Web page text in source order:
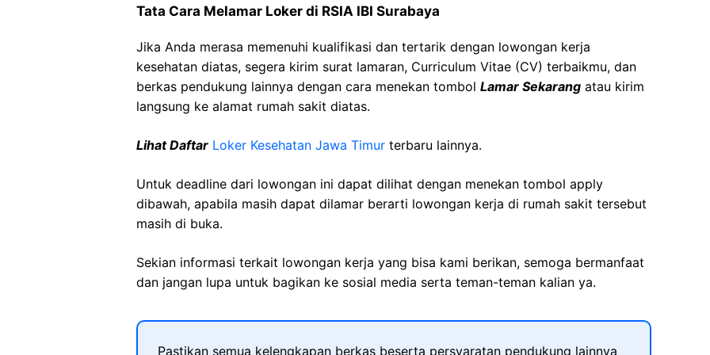
Tata Cara Melamar Loker di RSIA IBI Surabaya
Jika Anda merasa memenuhi kualifikasi dan tertarik dengan lowongan kerja
kesehatan diatas, segera kirim surat lamaran, Curriculum Vitae (CV) terbaikmu, dan
berkas pendukung lainnya dengan cara menekan tombol Lamar Sekarang atau kirim
langsung ke alamat rumah sakit diatas.
Lihat Daftar Loker Kesehatan Jawa Timur terbaru lainnya.
Untuk deadline dari lowongan ini dapat dilihat dengan menekan tombol apply
dibawah, apabila masih dapat dilamar berarti lowongan kerja di rumah sakit tersebut
masih di buka.
Sekian informasi terkait lowongan kerja yang bisa kami berikan, semoga bermanfaat
dan jangan lupa untuk bagikan ke sosial media serta teman-teman kalian ya.
Pastikan semua kelengkapan berkas beserta persyaratan pendukung lainnya